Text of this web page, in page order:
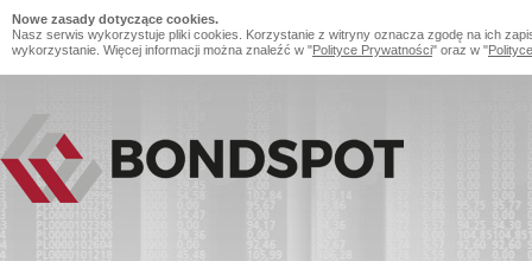
Nowe zasady dotyczące cookies.
Nasz serwis wykorzystuje pliki cookies. Korzystanie z witryny oznacza zgodę na ich
wykorzystanie. Więcej informacji można znaleźć w "Polityce Prywatności" oraz w "